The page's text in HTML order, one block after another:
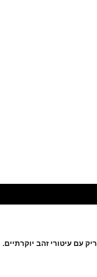
עם עיטורי זהב יוקרתיים.